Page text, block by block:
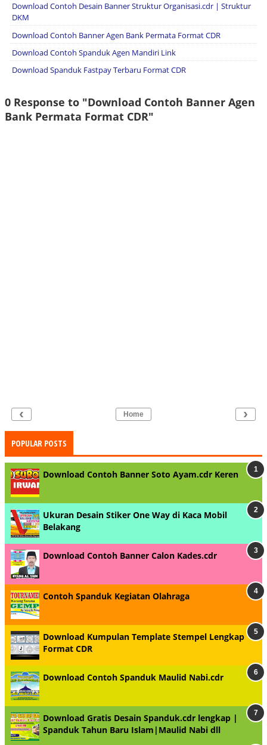
Download Contoh Desain Banner Struktur Organisasi.cdr | Struktur
DKM
Download Contoh Banner Agen Bank Permata Format CDR
Download Contoh Spanduk Agen Mandiri Link
Download Spanduk Fastpay Terbaru Format CDR
0 Response to "Download Contoh Banner Agen
Bank Permata Format CDR"
‹ ›
Home
POPULAR POSTS
Download Contoh Banner Soto Ayam.cdr Keren
Ukuran Desain Stiker One Way di Kaca Mobil
Belakang
Download Contoh Banner Calon Kades.cdr
Contoh Spanduk Kegiatan Olahraga
Download Kumpulan Template Stempel Lengkap
Format CDR
Download Contoh Spanduk Maulid Nabi.cdr
Download Gratis Desain Spanduk.cdr lengkap |
Spanduk Tahun Baru Islam|Maulid Nabi dll